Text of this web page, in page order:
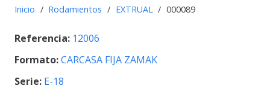
Inicio / Rodamientos / EXTRUAL / 000089
Referencia: 12006
Formato:CARCASA FIJA ZAMAK
Serie: E-18